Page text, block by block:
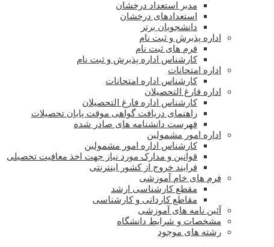
مدیر استعداد درخشان
استعدادهای درخشان
دانشجویان برتر
اداره پذیرش و ثبت نام
فرم های ثبت نام
کارشناس اداره پذیرش و ثبت نام
اداره امتحانات
کارشناس اداره امتحانات
اداره فارغ التحصیلان
کارشناس اداره فارغ التحصیلان
راهنمای دریافت گواهی موقت پایان تحصیلات
فهرست دانشنامه های صادر شده
اداره امور مشمولین
کارشناس اداره امور مشمولین
قوانین و مدارک مورد نیاز جهت اخذ معافیت تحصیلی
فرایند خروج از کشور اینترنتی
فرم های خام آموزشی
مقطع کارشناسی ارشد
مقاطع کاردانی و کارشناسی
آئین نامه های آموزشی
مشخصات و شرایط دانشگاه
رشته های موجود